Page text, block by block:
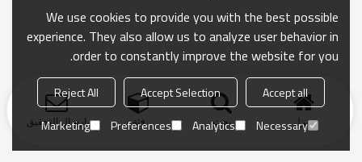
منزل بحث فئة ارسال التحقيق
We use cookies to provide you with the best possible
experience. They also allow us to analyze user behavior in
order to constantly improve the website for you.
Accept all
Accept Selection
Reject All
Necessary
Analytics
Preferences
Marketing